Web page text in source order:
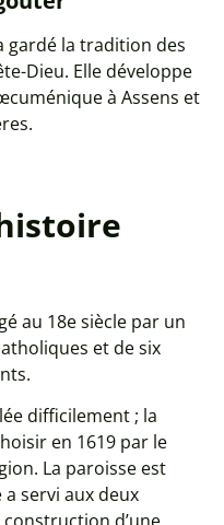
gardé la tradition des
Dieu. Elle développe
à Assens et
au 18e siècle par un
et de six
difficilement ; la
en 1619 par le
La paroisse est
a servi aux deux